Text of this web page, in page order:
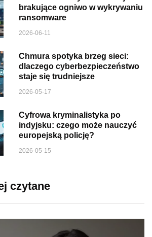
brakujące ogniwo w wykrywaniu
ransomware
2026-06-11
Chmura spotyka brzeg sieci:
dlaczego cyberbezpieczeństwo
staje się trudniejsze
2026-05-17
Cyfrowa kryminalistyka po
indyjsku: czego może nauczyć
europejską policję?
2026-05-15
czytane